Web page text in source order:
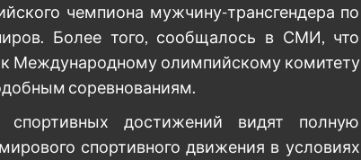
чемпиона мужчину-трансгендера по
Более того, сообщалось в СМИ, что
Международному олимпийскому комитету
соревнованиям.
достижений видят полную
спортивного движения в условиях